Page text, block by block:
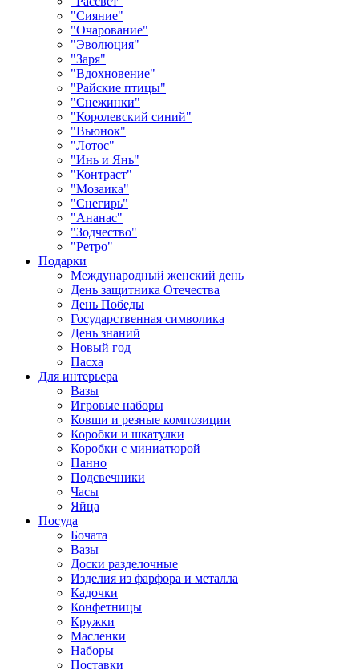
"Сияние"
"Очарование"
"Эволюция"
"Заря"
"Вдохновение"
"Райские птицы"
"Снежинки"
"Королевский синий"
"Вьюнок"
"Лотос"
"Инь и Янь"
"Контраст"
"Мозаика"
"Снегирь"
"Ананас"
"Зодчество"
"Ретро"
Подарки
Международный женский день
День защитника Отечества
День Победы
Государственная символика
День знаний
Новый год
Пасха
Для интерьера
Вазы
Игровые наборы
Ковши и резные композиции
Коробки и шкатулки
Коробки с миниатюрой
Панно
Подсвечники
Часы
Яйца
Посуда
Бочата
Вазы
Доски разделочные
Изделия из фарфора и металла
Кадочки
Конфетницы
Кружки
Масленки
Наборы
Поставки